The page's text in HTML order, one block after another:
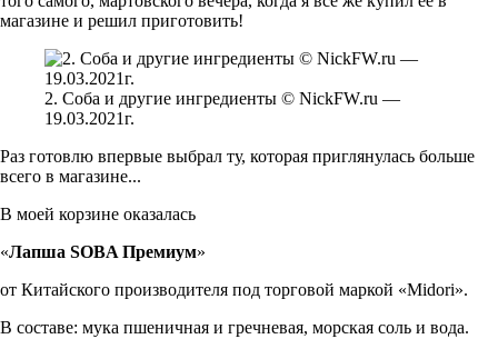
магазине и решил приготовить!
2. Соба и другие ингредиенты © NickFW.ru —
19.03.2021г.
Раз готовлю впервые выбрал ту, которая приглянулась больше
всего в магазине...
В моей корзине оказалась
«Лапша SOBA Премиум»
от Китайского производителя под торговой маркой «Midori».
В составе: мука пшеничная и гречневая, морская соль и вода.